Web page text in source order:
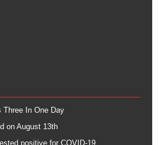
Three In One Day
on August 13th
positive for COVID-19